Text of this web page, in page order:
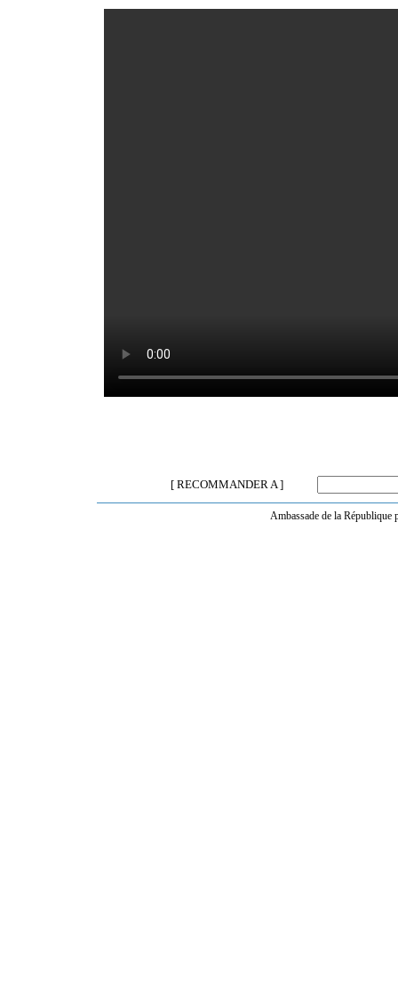
[ RECOMMANDER A ]
Ambassade de la République